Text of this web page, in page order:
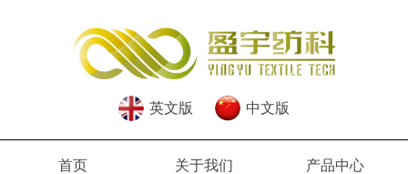
英文版 中文版
首页 关于我们 产品中心